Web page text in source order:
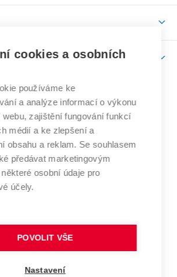
roku
údajů studentů
rada
výzkumu
fondů
/ ContriBUTe
učení
technické
V BRNĚ
www.vut.cz
vut@vutbr.cz
cookies a osobních
používáme ke
a analýze informací o výkonu
zajištění fungování funkcí
médií a ke zlepšení a
obsahu a reklam. Se souhlasem
předávat marketingovým
osobní údaje pro
účely.
POVOLIT VŠE
Nastavení